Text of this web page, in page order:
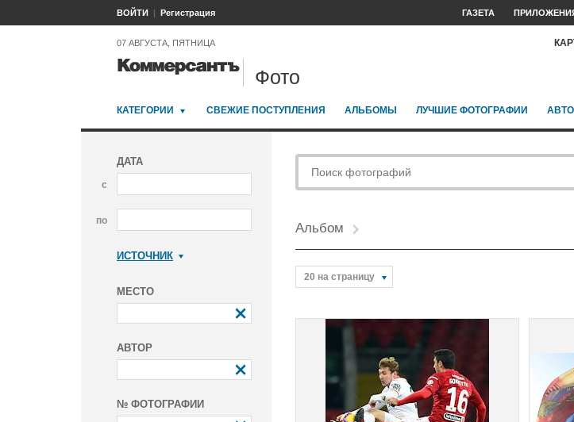
ВОЙТИ Регистрация ГАЗЕТА
07 АВГУСТА, ПЯТНИЦА
Фото
КАТЕГОРИИ СВЕЖИЕ ПОСТУПЛЕНИЯ АЛЬБОМЫ ЛУЧШИЕ ФОТОГРАФИИ
ДАТА
с
по
ИСТОЧНИК
МЕСТО
АВТОР
№ ФОТОГРАФИИ
Альбом
20 на страницу